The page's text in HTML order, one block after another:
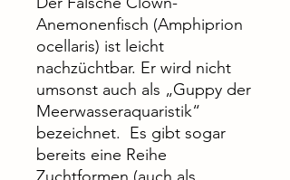
Anemonenfisch (Amphiprion
ocellaris) ist leicht
nachzüchtbar. Er wird nicht
umsonst auch als „Guppy der
Meerwasseraquaristik“
bezeichnet. Es gibt sogar
bereits eine Reihe